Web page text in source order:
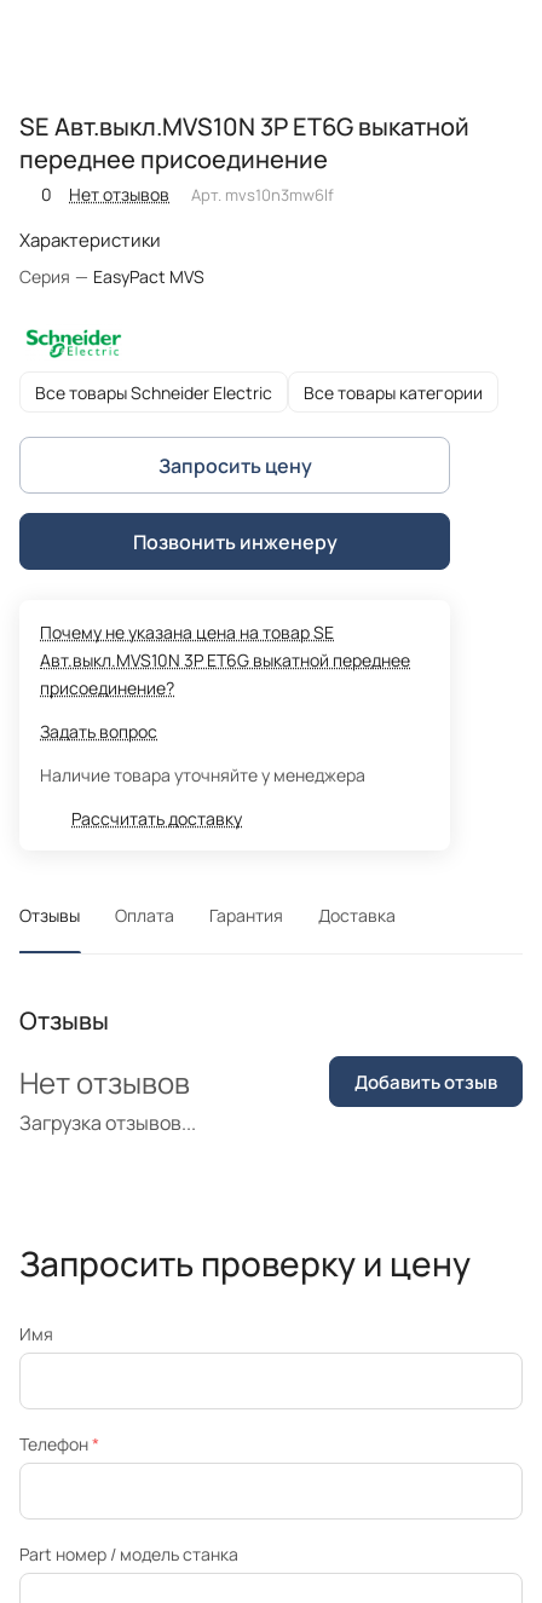
SE Авт.выкл.MVS10N 3P ET6G выкатной
переднее присоединение
0 Нет отзывов Арт. mvs10n3mw6lf
Характеристики
Серия — EasyPact MVS
Все товары Schneider Electric Все товары категории
Запросить цену
Позвонить инженеру
Почему не указана цена на товар SE
Авт.выкл.MVS10N 3P ET6G выкатной переднее
присоединение?
Задать вопрос
Наличие товара уточняйте у менеджера
Рассчитать доставку
Отзывы Оплата Гарантия Доставка
Отзывы
Загрузка отзывов...
Нет отзывов Добавить отзыв
Запросить проверку и цену
Имя
Телефон*
Part номер / модель станка